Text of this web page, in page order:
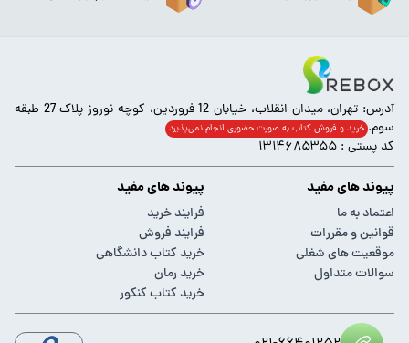
آدرس: تهران، میدان انقلاب، خیابان 12 فروردین، کوچه نوروز پلاک 27 طبقه
سوم. خرید و فروش کتاب به صورت حضوری انجام‌ نمی‌پذیرد
کد پستی : ۱۳۱۴۶۸۵۳۵۵
پیوند های مفید
اعتماد به ما
قوانین و مقررات
موقعیت های شغلی
سوالات متداول
پیوند های مفید
فرایند خرید
فرایند فروش
خرید کتاب دانشگاهی
خرید رمان
خرید کتاب کنکور